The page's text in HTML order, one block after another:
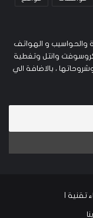
والحواسيب و الهواتف
وانتل وتغطية
، بالاضافة الي